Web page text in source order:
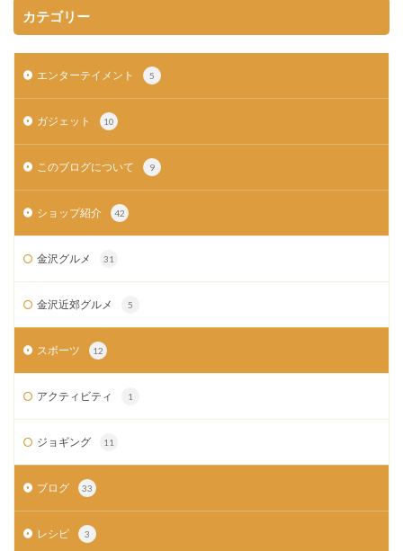
カテゴリー
エンターテイメント 5
ガジェット 10
このブログについて 9
ショップ紹介 42
金沢グルメ 31
金沢近郊グルメ 5
スポーツ 12
アクティビティ 1
ジョギング 11
ブログ 33
レシピ 3